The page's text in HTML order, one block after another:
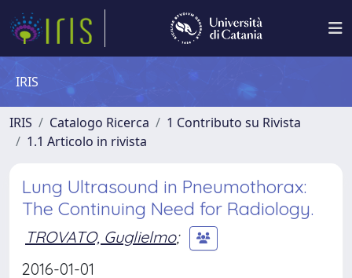
IRIS
IRIS Catalogo Ricerca
1 Contributo su Rivista
1.1 Articolo in rivista
Lung Ultrasound in Pneumothorax:
The Continuing Need for Radiology.
TROVATO, Guglielmo;
2016-01-01